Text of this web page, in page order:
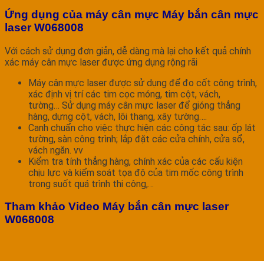
Ứng dụng của máy cân mực Máy bắn cân mực
laser W068008
Với cách sử dụng đơn giản, dễ dàng mà lại cho kết quả chính
xác máy cân mực laser được ứng dụng rộng rãi
Máy cân mực laser được sử dụng để đo cốt công trình,
xác định vị trí các tim cọc móng, tim cột, vách,
tường… Sử dụng máy cân mực laser để gióng thẳng
hàng, dựng cột, vách, lõi thang, xây tường….
Canh chuẩn cho việc thực hiện các công tác sau: ốp lát
tường, sàn công trình; lắp đặt các cửa chính, cửa sổ,
vách ngăn. vv
Kiểm tra tính thẳng hàng, chính xác của các cấu kiện
chịu lực và kiểm soát tọa độ của tim mốc công trình
trong suốt quá trình thi công,…
Tham khảo Video Máy bắn cân mực laser
W068008